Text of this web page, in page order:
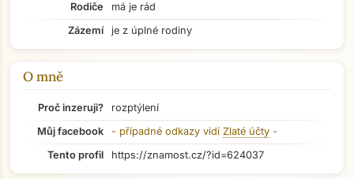
Rodiče
má je rád
Zázemí
je z úplné rodiny
O mně
Proč inzeruji?
rozptýlení
Můj facebook
- případné odkazy vidí Zlaté účty -
Tento profil
https://znamost.cz/?id=624037